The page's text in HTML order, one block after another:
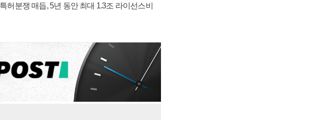
허분쟁 매듭, 5년 동안 최대 1.3조 라이선스비